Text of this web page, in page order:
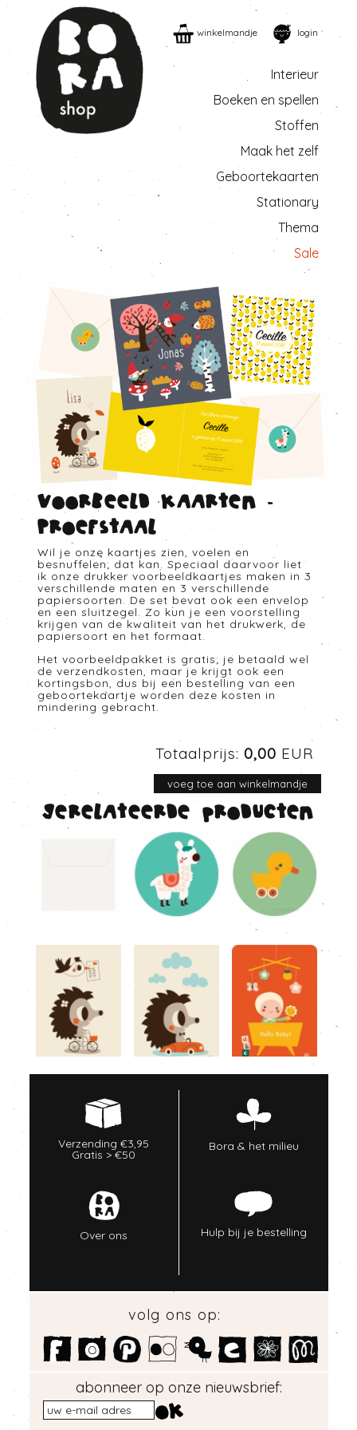
winkelmandje login
Interieur
Boeken en spellen
Stoffen
Maak het zelf
Geboortekaarten
Stationary
Thema
Sale
Voorbeeld kaarten -
Proefstaal
Wil je onze kaartjes zien, voelen en
besnuffelen; dat kan. Speciaal daarvoor liet
ik onze drukker voorbeeldkaartjes maken in 3
verschillende maten en 3 verschillende
papiersoorten. De set bevat ook een envelop
en een sluitzegel. Zo kun je een voorstelling
krijgen van de kwaliteit van het drukwerk, de
papiersoort en het formaat.
Het voorbeeldpakket is gratis; je betaald wel
de verzendkosten, maar je krijgt ook een
kortingsbon, dus bij een bestelling van een
geboortekaartje worden deze kosten in
mindering gebracht.
Totaalprijs: 0,00 EUR
Gerelateerde producten
Verzending €3,95
Gratis > €50
Bora & het milieu
Over ons Hulp bij je bestelling
volg ons op:
abonneer op onze nieuwsbrief: